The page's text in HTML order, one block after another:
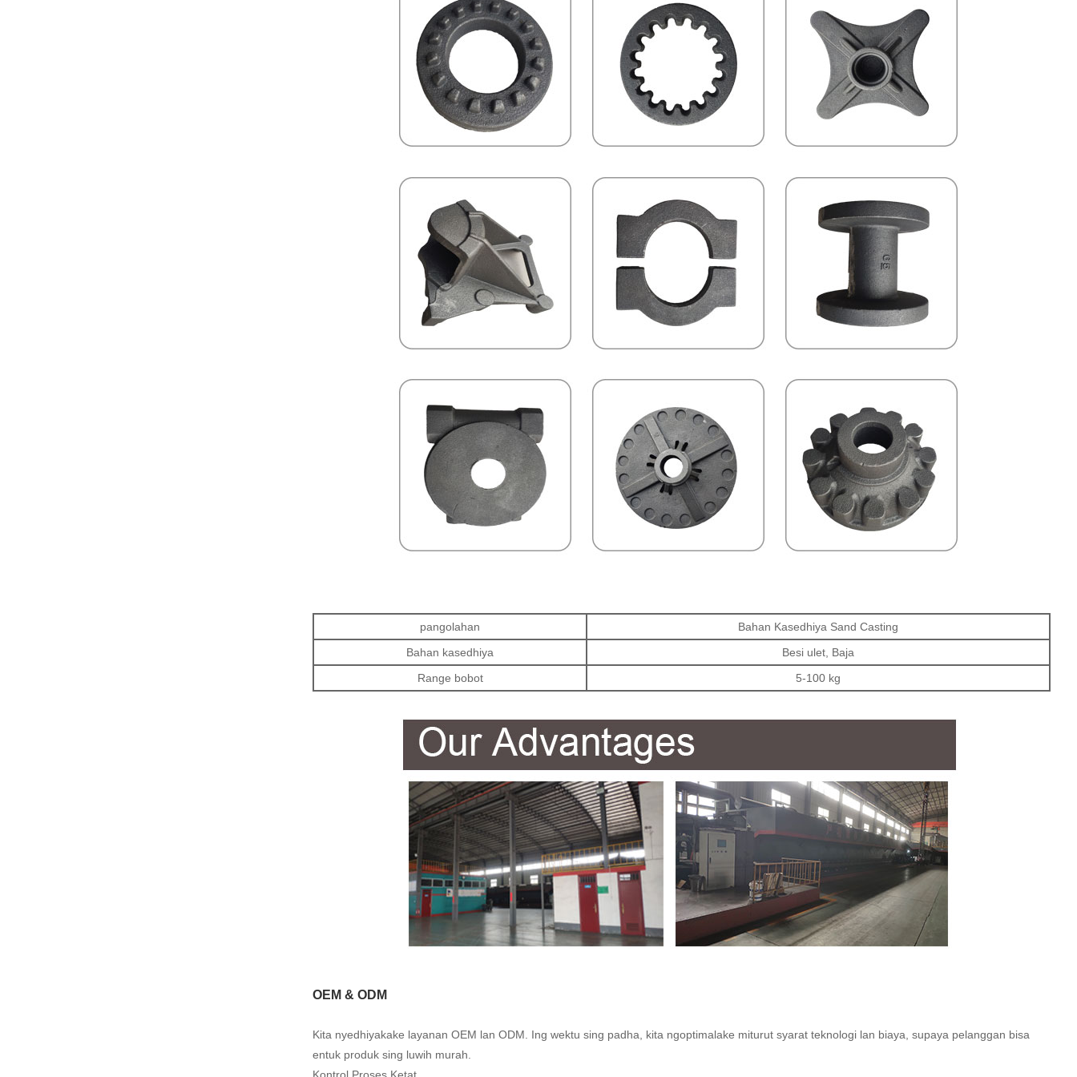
pangolahan
Bahan Kasedhiya Sand Casting
Bahan kasedhiya
Besi ulet, Baja
Range bobot
5-100 kg
OEM & ODM
Kita nyedhiyakake layanan OEM lan ODM. Ing wektu sing padha, kita ngoptimalake miturut syarat teknologi lan biaya, supaya pelanggan bisa
entuk produk sing luwih murah.